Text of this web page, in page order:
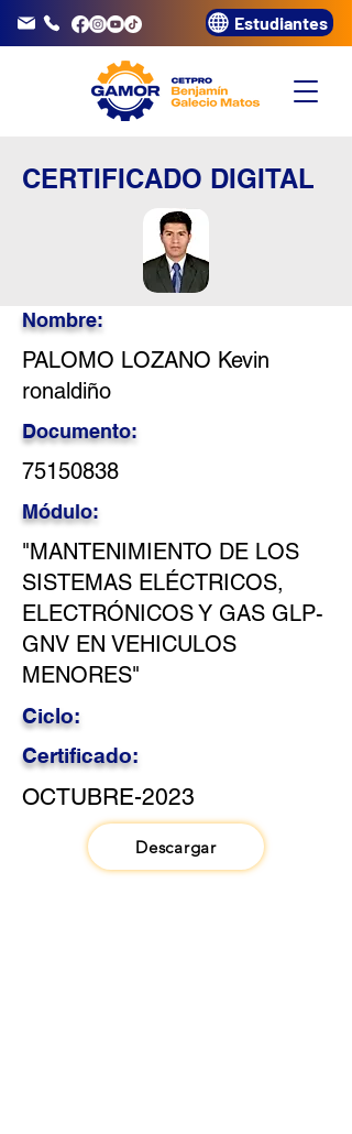
3320072 Estudiantes
CERTIFICADO DIGITAL
Nombre:
PALOMO LOZANO Kevin
ronaldiño
Documento:
75150838
Módulo:
"MANTENIMIENTO DE LOS
SISTEMAS ELÉCTRICOS,
ELECTRÓNICOS Y GAS GLP-
GNV EN VEHICULOS
MENORES"
Ciclo:
Certificado:
OCTUBRE-2023
Descargar